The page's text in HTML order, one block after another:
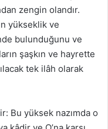
zengin olandır.
yükseklik ve
bulunduğunu ve
şaşkın ve hayrette
tek ilâh olarak
Bu yüksek nazımda o